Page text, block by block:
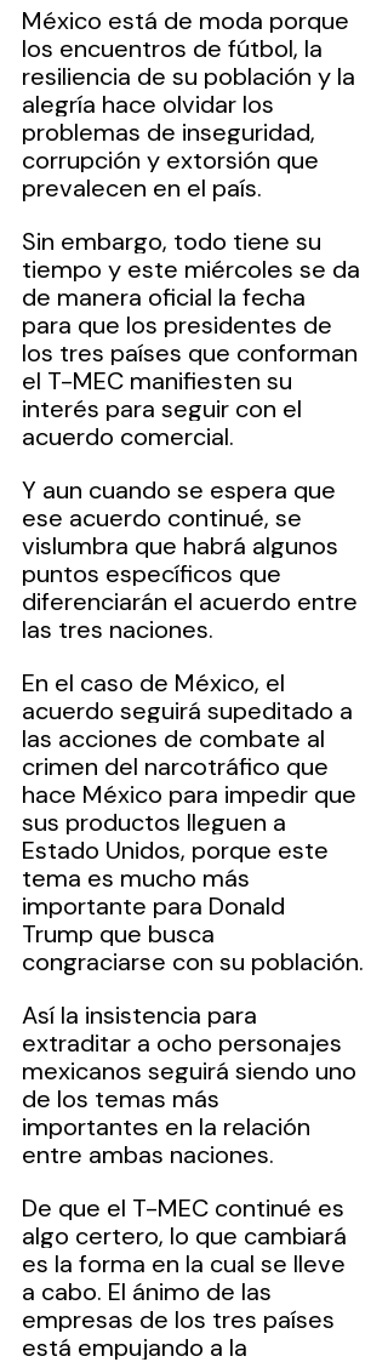
México está de moda porque
los encuentros de fútbol, la
resiliencia de su población y la
alegría hace olvidar los
problemas de inseguridad,
corrupción y extorsión que
prevalecen en el país.
Sin embargo, todo tiene su
tiempo y este miércoles se da
de manera oficial la fecha
para que los presidentes de
los tres países que conforman
el T-MEC manifiesten su
interés para seguir con el
acuerdo comercial.
Y aun cuando se espera que
ese acuerdo continué, se
vislumbra que habrá algunos
puntos específicos que
diferenciarán el acuerdo entre
las tres naciones.
En el caso de México, el
acuerdo seguirá supeditado a
las acciones de combate al
crimen del narcotráfico que
hace México para impedir que
sus productos lleguen a
Estado Unidos, porque este
tema es mucho más
importante para Donald
Trump que busca
congraciarse con su población.
Así la insistencia para
extraditar a ocho personajes
mexicanos seguirá siendo uno
de los temas más
importantes en la relación
entre ambas naciones.
De que el T-MEC continué es
algo certero, lo que cambiará
es la forma en la cual se lleve
a cabo. El ánimo de las
empresas de los tres países
está empujando a la